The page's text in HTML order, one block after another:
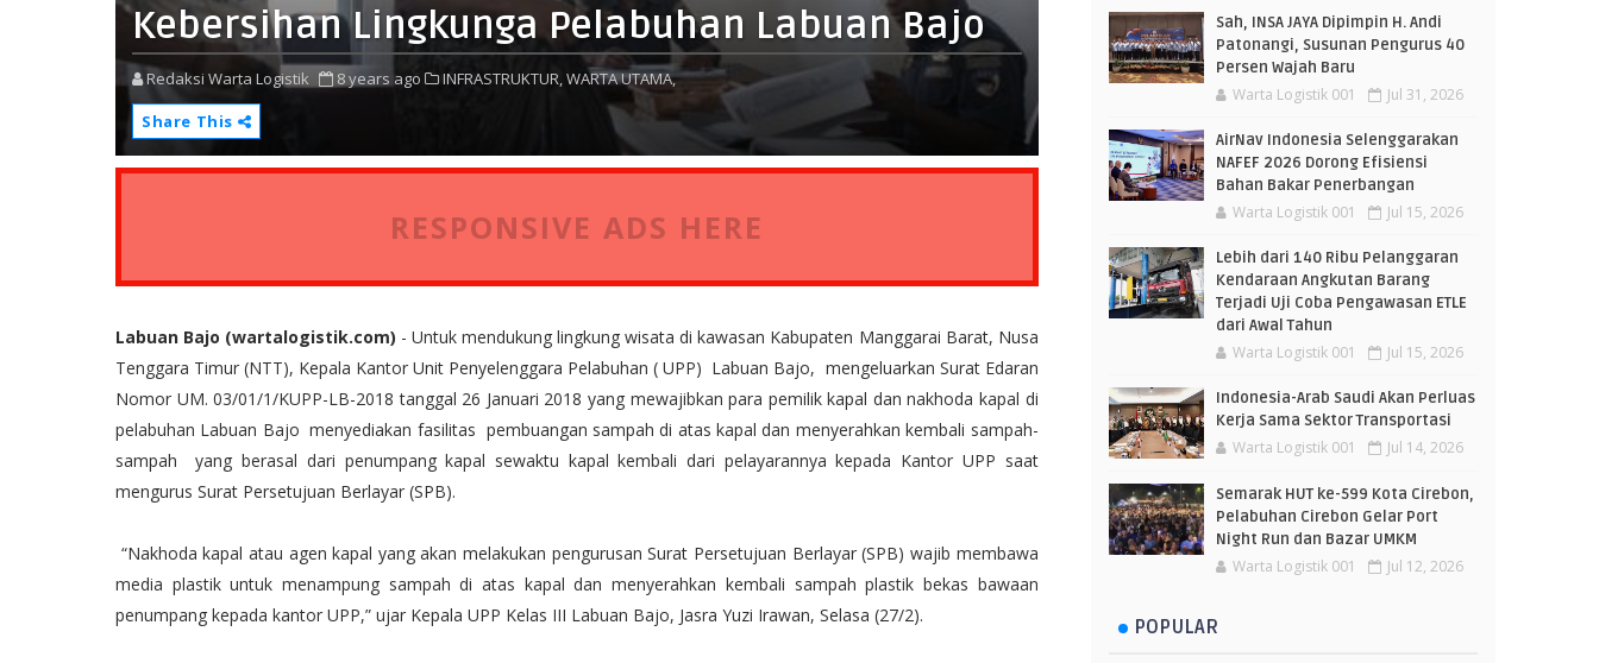
Kebersihan Lingkunga Pelabuhan Labuan Bajo
Redaksi Warta Logistik 8 years ago INFRASTRUKTUR,WARTA UTAMA,
Share This
RESPONSIVE ADS HERE
Labuan Bajo (wartalogistik.com) - Untuk mendukung lingkung wisata di kawasan Kabupaten Manggarai Barat, Nusa
Tenggara Timur (NTT), Kepala Kantor Unit Penyelenggara Pelabuhan ( UPP) Labuan Bajo, mengeluarkan Surat Edaran
Nomor UM. 03/01/1/KUPP-LB-2018 tanggal 26 Januari 2018 yang mewajibkan para pemilik kapal dan nakhoda kapal di
pelabuhan Labuan Bajo menyediakan fasilitas pembuangan sampah di atas kapal dan menyerahkan kembali sampah-
sampah yang berasal dari penumpang kapal sewaktu kapal kembali dari pelayarannya kepada Kantor UPP saat
mengurus Surat Persetujuan Berlayar (SPB).
“Nakhoda kapal atau agen kapal yang akan melakukan pengurusan Surat Persetujuan Berlayar (SPB) wajib membawa
media plastik untuk menampung sampah di atas kapal dan menyerahkan kembali sampah plastik bekas bawaan
penumpang kepada kantor UPP,” ujar Kepala UPP Kelas III Labuan Bajo, Jasra Yuzi Irawan, Selasa (27/2).
Sah, INSA JAYA Dipimpin H. Andi
Patonangi, Susunan Pengurus 40
Persen Wajah Baru
Warta Logistik 001 Jul 31, 2026
AirNav Indonesia Selenggarakan
NAFEF 2026 Dorong Efisiensi
Bahan Bakar Penerbangan
Warta Logistik 001 Jul 15, 2026
Lebih dari 140 Ribu Pelanggaran
Kendaraan Angkutan Barang
Terjadi Uji Coba Pengawasan ETLE
dari Awal Tahun
Warta Logistik 001 Jul 15, 2026
Indonesia-Arab Saudi Akan Perluas
Kerja Sama Sektor Transportasi
Warta Logistik 001 Jul 14, 2026
Semarak HUT ke-599 Kota Cirebon,
Pelabuhan Cirebon Gelar Port
Night Run dan Bazar UMKM
Warta Logistik 001 Jul 12, 2026
POPULAR